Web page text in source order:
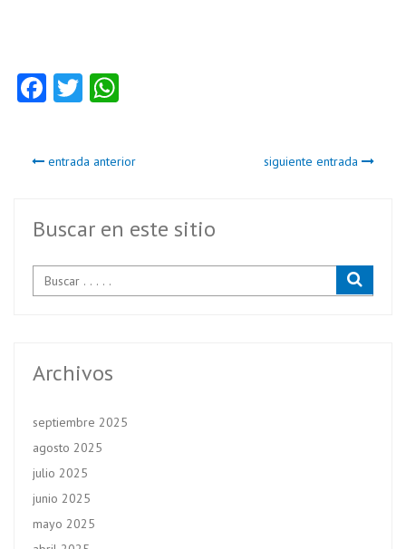
Fa
o
k
T
er A
p
entrada anterior siguiente entrada
Buscar en este sitio
Archivos
septiembre 2025
agosto 2025
julio 2025
junio 2025
mayo 2025